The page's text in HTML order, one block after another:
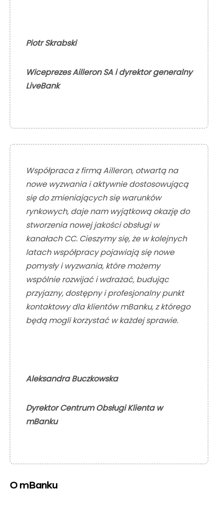
Piotr Skrabski
Wiceprezes Ailleron SA i dyrektor generalny
LiveBank
Współpraca z firmą Ailleron, otwartą na
nowe wyzwania i aktywnie dostosowującą
się do zmieniających się warunków
rynkowych, daje nam wyjątkową okazję do
stworzenia nowej jakości obsługi w
kanałach CC. Cieszymy się, że w kolejnych
latach współpracy pojawiają się nowe
pomysły i wyzwania, które możemy
wspólnie rozwijać i wdrażać, budując
przyjazny, dostępny i profesjonalny punkt
kontaktowy dla klientów mBanku, z którego
będą mogli korzystać w każdej sprawie.
Aleksandra Buczkowska
Dyrektor Centrum Obsługi Klienta w
mBanku
O mBanku